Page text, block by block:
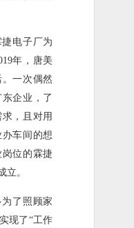
电子厂为
年，唐美
一次偶然
企业，了
，且对用
车间的想
岗位的霖捷
立。
了照顾家
现了“工作